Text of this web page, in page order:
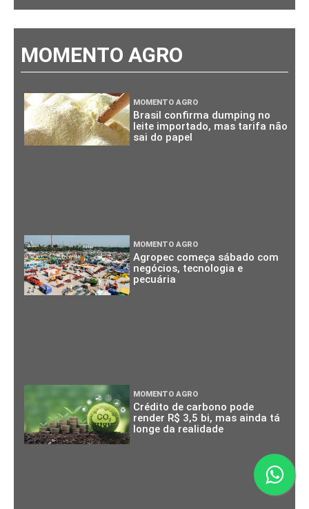
MOMENTO AGRO
MOMENTO AGRO
Brasil confirma dumping no
leite importado, mas tarifa não
sai do papel
MOMENTO AGRO
Agropec começa sábado com
negócios, tecnologia e
pecuária
MOMENTO AGRO
Crédito de carbono pode
render R$ 3,5 bi, mas ainda tá
longe da realidade